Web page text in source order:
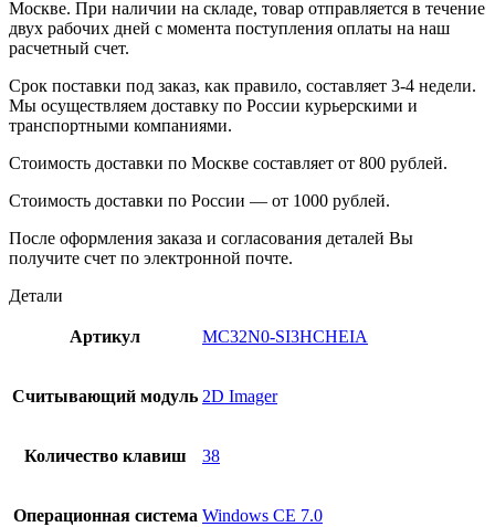
Москве. При наличии на складе, товар отправляется в течение
двух рабочих дней с момента поступления оплаты на наш
расчетный счет.
Срок поставки под заказ, как правило, составляет 3-4 недели.
Мы осуществляем доставку по России курьерскими и
транспортными компаниями.
Стоимость доставки по Москве составляет от 800 рублей.
Стоимость доставки по России — от 1000 рублей.
После оформления заказа и согласования деталей Вы
получите счет по электронной почте.
Детали
Артикул MC32N0-SI3HCHEIA
Считывающий модуль 2D Imager
Количество клавиш 38
Операционная система Windows CE 7.0